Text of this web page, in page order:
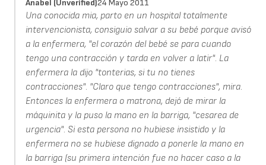
Anabel (unverified)24 Mayo 2011
Una conocida mia, parto en un hospital totalmente
intervencionista, consiguio salvar a su bebé porque avisó
a la enfermera, "el corazón del bebé se para cuando
tengo una contracción y tarda en volver a latir". La
enfermera la dijo "tonterias, si tu no tienes
contracciones". "Claro que tengo contracciones", mira.
Entonces la enfermera o matrona, dejó de mirar la
máquinita y la puso la mano en la barriga, "cesarea de
urgencia". Si esta persona no hubiese insistido y la
enfermera no se hubiese dignado a ponerle la mano en
la barriga (su primera intención fue no hacer caso a la